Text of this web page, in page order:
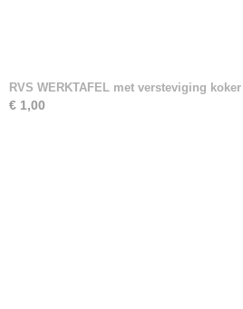
RVS WERKTAFEL met versteviging koker
€ 1,00